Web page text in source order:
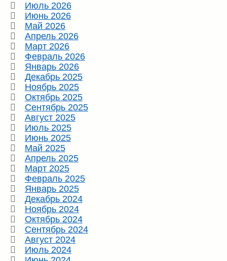
Июль 2026
Июнь 2026
Май 2026
Апрель 2026
Март 2026
Февраль 2026
Январь 2026
Декабрь 2025
Ноябрь 2025
Октябрь 2025
Сентябрь 2025
Август 2025
Июль 2025
Июнь 2025
Май 2025
Апрель 2025
Март 2025
Февраль 2025
Январь 2025
Декабрь 2024
Ноябрь 2024
Октябрь 2024
Сентябрь 2024
Август 2024
Июль 2024